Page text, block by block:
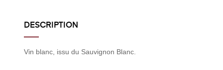
DESCRIPTION
Vin blanc, issu du Sauvignon Blanc.